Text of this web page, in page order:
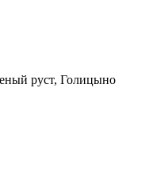
руст, Голицыно